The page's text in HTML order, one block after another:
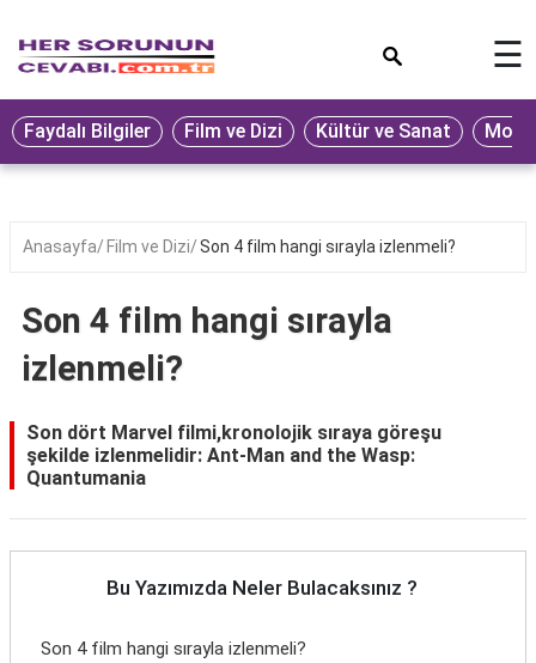
Eğitim
Ekonomi
Seyahat
Oyun
Yaşam
Hukuk
Blog
☰
Faydalı Bilgiler Film ve Dizi Kültür ve Sanat
Anasayfa Film ve Dizi Son 4 film hangi sırayla izlenmeli?
Son 4 film hangi sırayla
izlenmeli?
Son dört Marvel filmi,kronolojik sıraya göreşu
şekilde izlenmelidir: Ant-Man and the Wasp:
Quantumania
Bu Yazımızda Neler Bulacaksınız ?
Son 4 film hangi sırayla izlenmeli?